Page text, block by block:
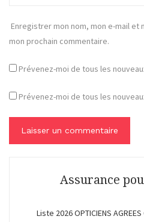
Enregistrer mon nom, mon e-mail
mon prochain commentaire.
Prévenez-moi de tous les
Prévenez-moi de tous les
Assurance
Liste 2026 OPTICIENS